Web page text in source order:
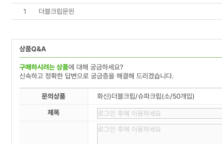
1 더블크립문읜
상품Q&A
구매하시려는 상품에 대해 궁금하세요?
신속하고 정확한 답변으로 궁금증을 해결해 드리겠습니다.
문의상품 화신)더블크립/슈파크립(소/50개입)
제목